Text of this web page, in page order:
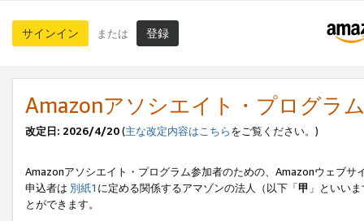
サインイン または 登録
Amazonアソシエイト・プログラ
改定日: 2026/4/20(主な改定内容はこちらをご覧ください。)
Amazonアソシエイト・プログラム参加者のための、Amazonウェブサ
申込者は 別紙1 に定める関係するアマゾンの法人（以下「甲 」といい
とができます。